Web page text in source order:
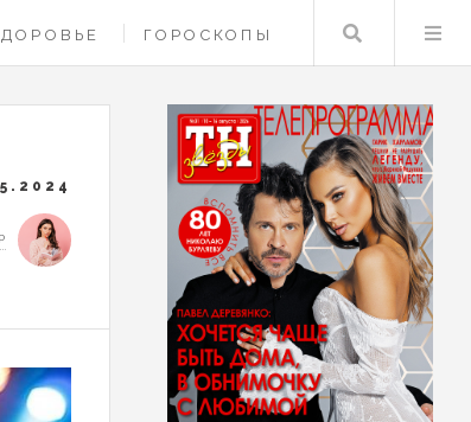
ГОРОСКОПЫ Поиск